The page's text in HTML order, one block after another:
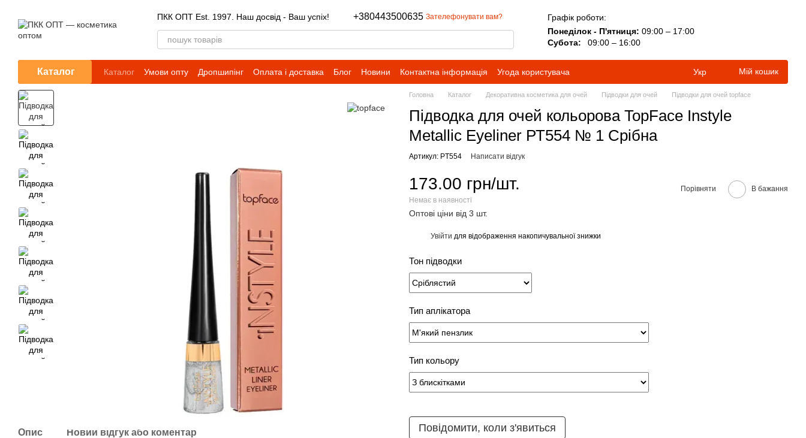
ПКК ОПТ Est. 1997. Наш досвід - Ваш успіх!
+380443500635 Зателефонувати вам?
Графік роботи:
Понеділок - П'ятниця: 09:00 – 17:00
Субота:
09:00 – 16:00
Каталог Каталог Умови опту Дропшипінг Оплата і доставка Блог Новини Контактна інформація Угода користувача Укр Мій кошик
Опис Новий відгук або коментар
Головна Каталог Декоративна косметика для очей Підводки для очей Підводки для очей topface
Підводка для очей кольорова TopFace Instyle
Metallic Eyeliner РТ554 № 1 Срібна
Артикул: PT554 Написати відгук
173.00 грн/шт.
Немає в наявності
Порівняти В бажання
Оптові ціни від 3 шт.
Увійти для відображення накопичувальної знижки
Тон підводки
Тип аплікатора
Тип кольору
Повідомити, коли з'явиться